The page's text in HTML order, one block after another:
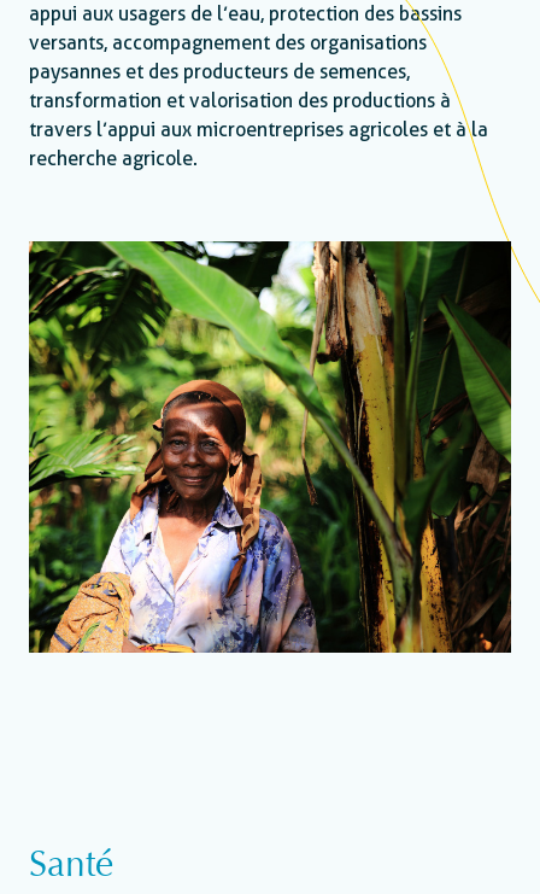
appui aux usagers de l’eau, protection des bassins
versants, accompagnement des organisations
paysannes et des producteurs de semences,
transformation et valorisation des productions à
travers l’appui aux microentreprises agricoles et à la
recherche agricole.
Santé